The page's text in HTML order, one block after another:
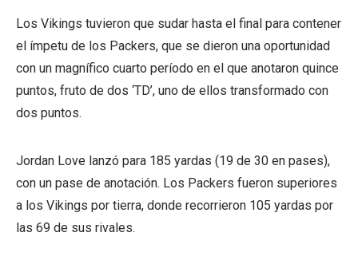
Los Vikings tuvieron que sudar hasta el final para contener
el ímpetu de los Packers, que se dieron una oportunidad
con un magnífico cuarto período en el que anotaron quince
puntos, fruto de dos ‘TD’, uno de ellos transformado con
dos puntos.
Jordan Love lanzó para 185 yardas (19 de 30 en pases),
con un pase de anotación. Los Packers fueron superiores
a los Vikings por tierra, donde recorrieron 105 yardas por
las 69 de sus rivales.